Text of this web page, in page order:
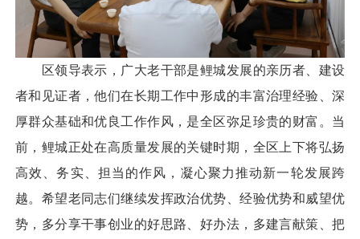
区领导表示，广大老干部是鲤城发展的亲历者、建设
者和见证者，他们在长期工作中形成的丰富治理经验、深
厚群众基础和优良工作作风，是全区弥足珍贵的财富。当
前，鲤城正处在高质量发展的关键时期，全区上下将弘扬
高效、务实、担当的作风，凝心聚力推动新一轮发展跨
越。希望老同志们继续发挥政治优势、经验优势和威望优
势，多分享干事创业的好思路、好办法，多建言献策、把